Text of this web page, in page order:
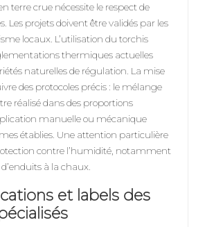
terre crue nécessite le respect de
Les projets doivent être validés par les
locaux. L’utilisation du torchis
thermiques actuelles
naturelles de régulation. La mise
des protocoles précis : le mélange
réalisé dans des proportions
manuelle ou mécanique
établies. Une attention particulière
contre l’humidité, notamment
à la chaux.
et labels des